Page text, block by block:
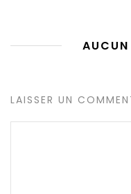
LAISSER UN